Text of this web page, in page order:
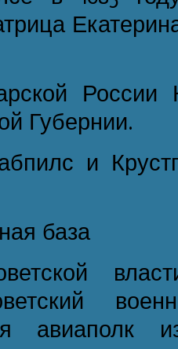
России
Губернии.
и
база
авиаполк